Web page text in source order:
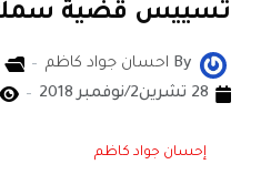
تسييس قضية
By احسان جواد كاظم
28 تشرين2/نوفمبر 2018
إحسان جواد كاظم